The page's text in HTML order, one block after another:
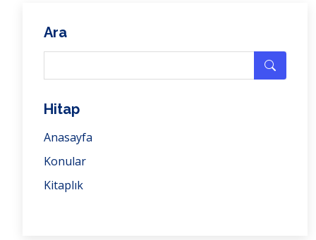
Ara
Hitap
Anasayfa
Konular
Kitaplık